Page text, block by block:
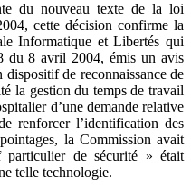
du nouveau texte de la loi
cette décision confirme la
Informatique et Libertés qui
du 8 avril 2004, émis un avis
de reconnaissance de
la gestion du temps de travail
d’une demande relative
renforcer l’identification des
la Commission avait
de sécurité » était
telle technologie.